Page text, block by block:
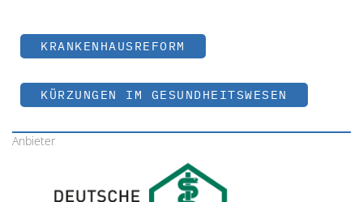
KRANKENHAUSREFORM
KÜRZUNGEN IM GESUNDHEITSWESEN
Anbieter